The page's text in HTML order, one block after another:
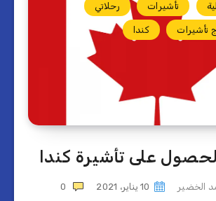
تأشيرات رحلاتي
تأشيرات كندا
على تأشيرة كندا
الخضير 10 يناير، 2021 0